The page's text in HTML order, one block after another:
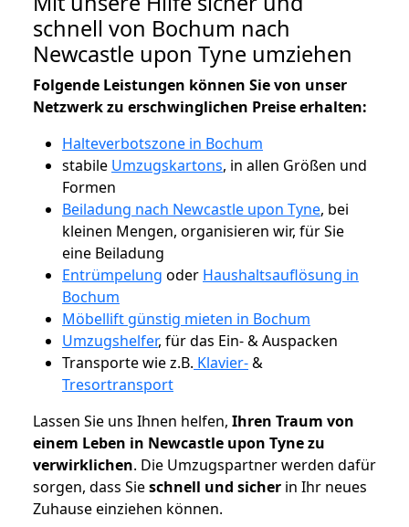
schnell von Bochum nach
Newcastle upon Tyne umziehen
Folgende Leistungen können Sie von unser
Netzwerk zu erschwinglichen Preise erhalten:
Halteverbotszone in Bochum
stabile Umzugskartons, in allen Größen und
Formen
Beiladung nach Newcastle upon Tyne, bei
kleinen Mengen, organisieren wir, für Sie
eine Beiladung
Entrümpelung oder Haushaltsauflösung in
Bochum
Möbellift günstig mieten in Bochum
Umzugshelfer, für das Ein- & Auspacken
Transporte wie z.B. Klavier-&
Tresortransport
Lassen Sie uns Ihnen helfen, Ihren Traum von
einem Leben in Newcastle upon Tyne zu
verwirklichen. Die Umzugspartner werden dafür
sorgen, dass Sieschnell und sicher in Ihr neues
Zuhause einziehen können.